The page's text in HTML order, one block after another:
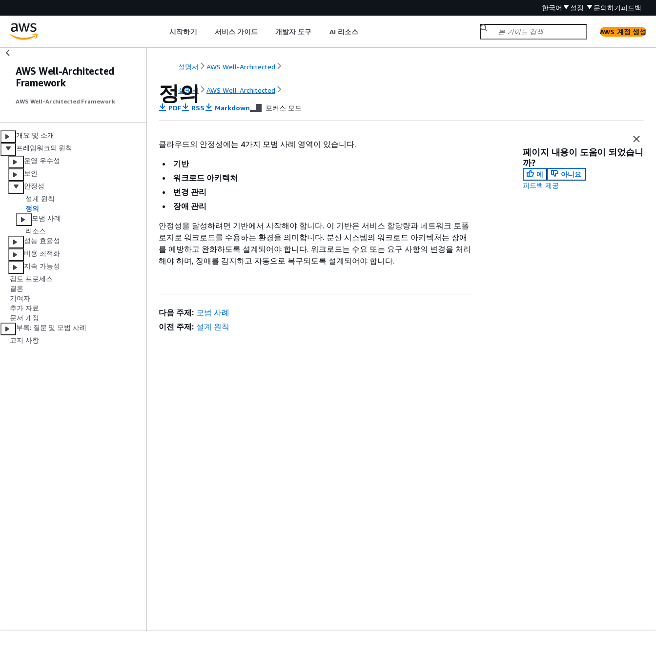
한국어 설정 문의하기피드백
시작하기 서비스 가이드 개발자 도구 AI 리소스 AWS 계정 생성
AWS Well-Architected
Framework
AWS Well-Architected Framework
개요 및 소개
프레임워크의 원칙
운영 우수성
보안
안정성
설계 원칙
정의
모범 사례
리소스
성능 효율성
비용 최적화
지속 가능성
검토 프로세스
결론
기여자
추가 자료
문서 개정
부록: 질문 및 모범 사례
고지 사항
설명서 AWS Well-Architected
설명서 AWS Well-Architected
정의
PDF RSS Markdown 포커스 모드
클라우드의 안정성에는 4가지 모범 사례 영역이 있습니다.
기반
워크로드 아키텍처
변경 관리
장애 관리
안정성을 달성하려면 기반에서 시작해야 합니다. 이 기반은 서비스 할당량과 네트워크 토폴
로지로 워크로드를 수용하는 환경을 의미합니다. 분산 시스템의 워크로드 아키텍처는 장애
를 예방하고 완화하도록 설계되어야 합니다. 워크로드는 수요 또는 요구 사항의 변경을 처리
해야 하며, 장애를 감지하고 자동으로 복구되도록 설계되어야 합니다.
페이지 내용이 도움이 되었습니
까?
예
아니요
피드백 제공
다음 주제: 모범 사례
이전 주제: 설계 원칙